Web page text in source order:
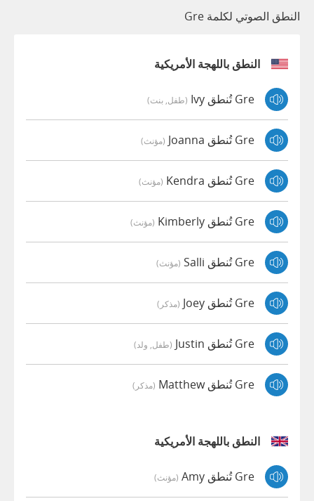
النطق الصوتي لكلمة Gre
النطق باللهجة الأمريكية
Gre تُنطق Ivy (طفل, بنت)
Gre تُنطق Joanna (مؤنث)
Gre تُنطق Kendra (مؤنث)
Gre تُنطق Kimberly (مؤنث)
Gre تُنطق Salli (مؤنث)
Gre تُنطق Joey (مذكر)
Gre تُنطق Justin (طفل, ولد)
Gre تُنطق Matthew (مذكر)
النطق باللهجة الأمريكية
Gre تُنطق Amy (مؤنث)